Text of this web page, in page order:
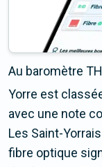
Au baromètre
Yorre est
avec une note
Les Saint-
fibre optique